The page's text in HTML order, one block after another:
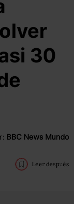
30
BBC News Mundo
Leer después